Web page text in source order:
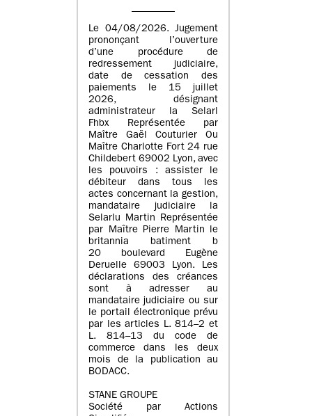
Le 04/08/2026. Jugement
prononçant l’ouverture
d’une procédure de
redressement judiciaire,
date de cessation des
paiements le 15 juillet
2026, désignant
administrateur la Selarl
Fhbx Représentée par
Maître Gaël Couturier Ou
Maître Charlotte Fort 24 rue
Childebert 69002 Lyon, avec
les pouvoirs : assister le
débiteur dans tous les
actes concernant la gestion,
mandataire judiciaire la
Selarlu Martin Représentée
par Maître Pierre Martin le
britannia batiment b
20 boulevard Eugène
Deruelle 69003 Lyon. Les
déclarations des créances
sont à adresser au
mandataire judiciaire ou sur
le portail électronique prévu
par les articles L. 814–2 et
L. 814–13 du code de
commerce dans les deux
mois de la publication au
BODACC.
STANE GROUPE
Société par Actions